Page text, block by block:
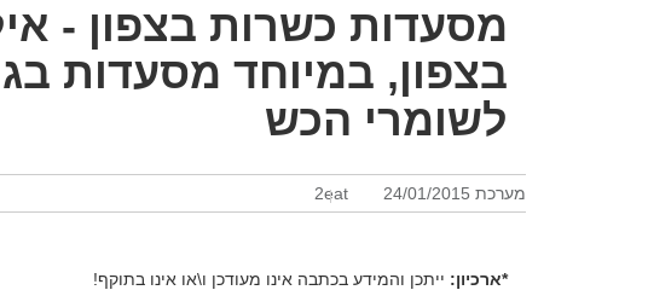
מסעדות כשרות בצפון -
בצפון, במיוחד מסעדות
לשומרי הכש
מערכת 2eat 24/01/2015
*ארכיון: ייתכן והמידע בכתבה אינו מעודכן ו\או אינו בתוקף!